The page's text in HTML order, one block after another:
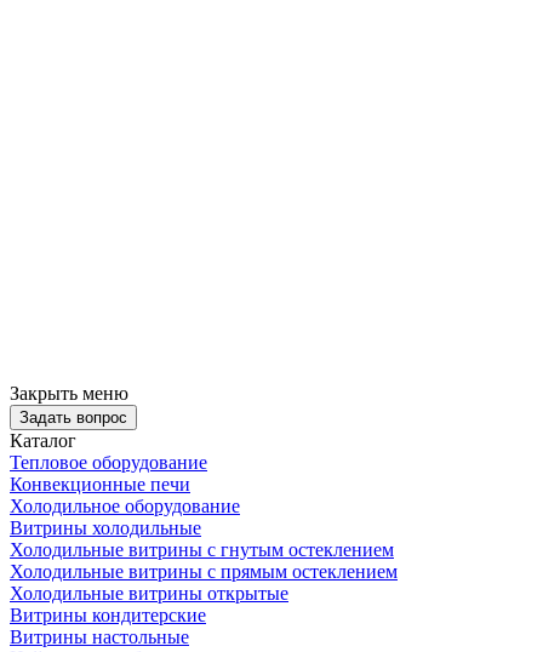
Закрыть меню
Задать вопрос
Каталог
Тепловое оборудование
Конвекционные печи
Холодильное оборудование
Витрины холодильные
Холодильные витрины с гнутым остеклением
Холодильные витрины с прямым остеклением
Холодильные витрины открытые
Витрины кондитерские
Витрины настольные